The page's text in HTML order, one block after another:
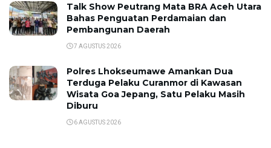
Talk Show Peutrang Mata BRA Aceh Utara
Bahas Penguatan Perdamaian dan
Pembangunan Daerah
7 AGUSTUS 2026
Polres Lhokseumawe Amankan Dua
Terduga Pelaku Curanmor di Kawasan
Wisata Goa Jepang, Satu Pelaku Masih
Diburu
6 AGUSTUS 2026